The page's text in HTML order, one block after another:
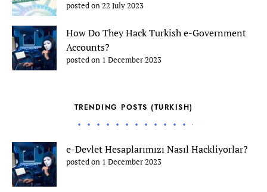
posted on 22 July 2023
How Do They Hack Turkish e-Government
Accounts?
posted on 1 December 2023
TRENDING POSTS (TURKISH)
e-Devlet Hesaplarımızı Nasıl Hackliyorlar?
posted on 1 December 2023